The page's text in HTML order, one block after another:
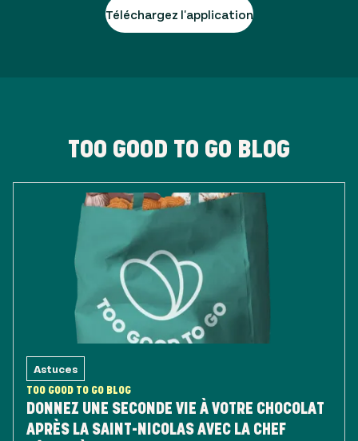
Téléchargez l'application
TOO GOOD TO GO BLOG
Astuces
TOO GOOD TO GO BLOG
DONNEZ UNE SECONDE VIE À VOTRE CHOCOLAT
APRÈS LA SAINT-NICOLAS AVEC LA CHEF